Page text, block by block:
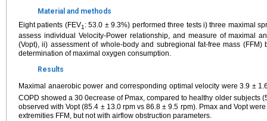
Material and methods
Eight patients (FEV1: 53.0 ± 9.3%) performed three tests i) three maximal
assess individual Velocity-Power relationship, and measure of maximal
(Vopt), ii) assessment of whole-body and subregional fat-free mass (FFM)
determination of maximal oxygen consumption.
Results
Maximal anaerobic power and corresponding optimal velocity were 3.9 ±
COPD showed a 30 0ecrease of Pmax, compared to healthy older subjects
observed with Vopt (85.4 ± 13.0 rpm vs 86.8 ± 9.5 rpm). Pmax and Vopt
extremities FFM, but not with airflow obstruction parameters.